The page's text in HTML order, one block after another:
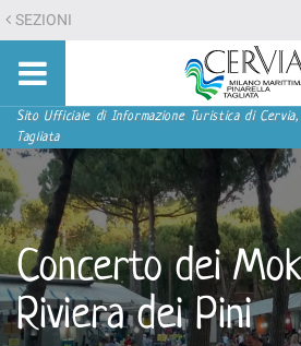
Salta
ai
contenuti.
Salta
alla
navigazione
SEZIONI
Sito
turistico
ufficiale
Cervia,
Milano
Marittima,
Pinarella,
Tagliata
Sezioni
Sito Ufficiale di Informazione Turistica di
Tagliata
Concerto dei
Riviera dei Pini
menu